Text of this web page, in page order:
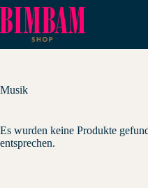
Zum
Inhalt
springen
Musik
Es wurden keine Produkte
entsprechen.